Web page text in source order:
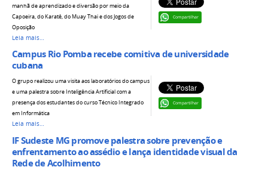
Compartilhar
manhã de aprendizado e diversão por meio da
Capoeira, do Karatê, do Muay Thai e dos Jogos de
Oposição
Leia mais…
Campus Rio Pomba recebe comitiva de universidade
cubana
Compartilhar
O grupo realizou uma visita aos laboratórios do campus
e uma palestra sobre Inteligência Artificial com a
presença dos estudantes do curso Técnico Integrado
em Informática
Leia mais…
IF Sudeste MG promove palestra sobre prevenção e
enfrentamento ao assédio e lança identidade visual da
Rede de Acolhimento